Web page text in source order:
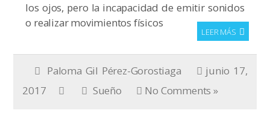
los ojos, pero la incapacidad de emitir sonidos
o realizar movimientos físicos
LEER MÁS
Paloma Gil Pérez-Gorostiaga
junio 17,
2017
Sueño No Comments »